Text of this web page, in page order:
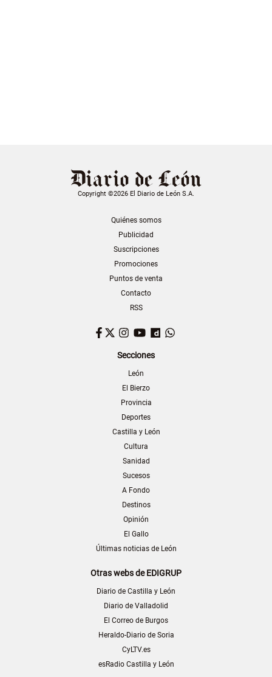
Copyright ©2026 El Diario de León S.A.
Quiénes somos
Publicidad
Suscripciones
Promociones
Puntos de venta
Contacto
RSS
Facebook
TwitterInstagram
YouTubeDailymotion
Secciones
León
El Bierzo
Provincia
Deportes
Castilla y León
Cultura
Sanidad
Sucesos
A Fondo
Destinos
Opinión
El Gallo
Últimas noticias de León
Otras webs de EDIGRUP
Diario de Castilla y León
Diario de Valladolid
El Correo de Burgos
Heraldo-Diario de Soria
CyLTV.es
esRadio Castilla y León